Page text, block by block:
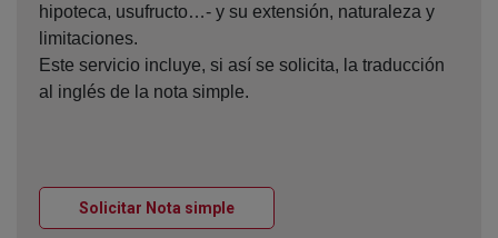
hipoteca, usufructo…- y su extensión, naturaleza y
limitaciones.
Este servicio incluye, si así se solicita, la traducción
al inglés de la nota simple.
Solicitar Nota simpleVentana nueva